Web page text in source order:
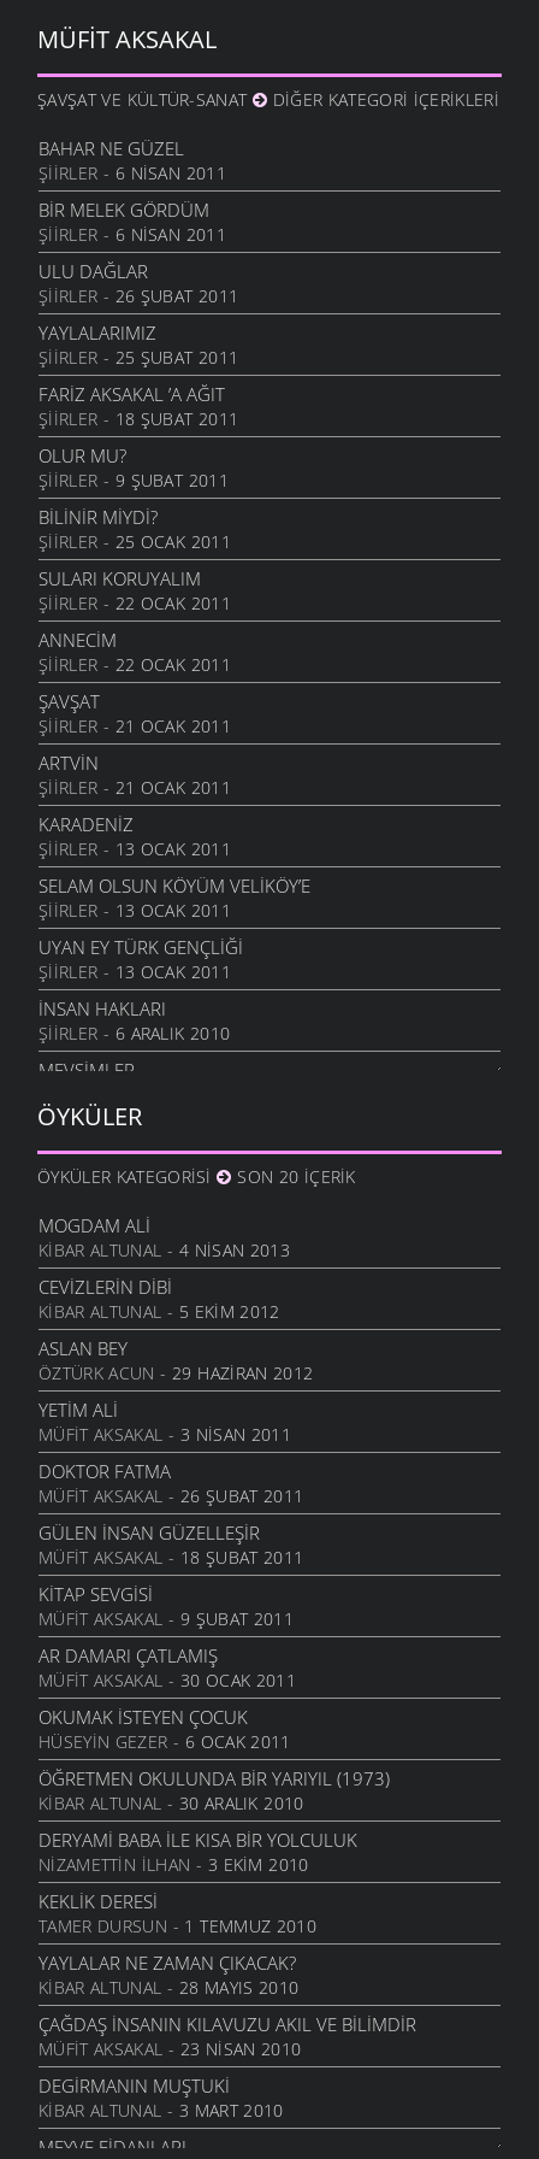
MÜFIT AKSAKAL
ŞAVŞAT VE KÜLTÜR-SANAT DIĞER KATEGORI İÇERIKLERI
BAHAR NE GÜZEL
ŞIIRLER - 6 NISAN 2011
BIR MELEK GÖRDÜM
ŞIIRLER - 6 NISAN 2011
ULU DAĞLAR
ŞIIRLER - 26 ŞUBAT 2011
YAYLALARIMIZ
ŞIIRLER - 25 ŞUBAT 2011
FARIZ AKSAKAL ’A AĞIT
ŞIIRLER - 18 ŞUBAT 2011
OLUR MU?
ŞIIRLER - 9 ŞUBAT 2011
BILINIR MIYDI?
ŞIIRLER - 25 OCAK 2011
SULARI KORUYALIM
ŞIIRLER - 22 OCAK 2011
ANNECIM
ŞIIRLER - 22 OCAK 2011
ŞAVŞAT
ŞIIRLER - 21 OCAK 2011
ARTVIN
ŞIIRLER - 21 OCAK 2011
KARADENIZ
ŞIIRLER - 13 OCAK 2011
SELAM OLSUN KÖYÜM VELIKÖY’E
ŞIIRLER - 13 OCAK 2011
UYAN EY TÜRK GENÇLIĞI
ŞIIRLER - 13 OCAK 2011
İNSAN HAKLARI
ŞIIRLER - 6 ARALIK 2010
MEVSIMLER
SEVGILIYE
ŞIIRLER- 17 KASIM 2010
ŞIIRLER- 17 KASIM 2010
BÜYÜK ATATÜRK
ŞIIRLER- 13 KASIM 2010
AĞAÇLARI KORUYALIM
ŞIIRLER - 13 KASIM 2010
CUMHURIYET
ŞIIRLER- 13 KASIM 2010
DEVLET DEDIĞIN
ŞIIRLER- 13 KASIM 2010
KADER
ŞIIRLER - 2 KASIM 2010
TEMBEL ÖĞRENCI
ŞIIRLER- 2 KASIM 2010
KITAP
ŞIIRLER - 27 EKIM 2010
GÜLSEREN
ŞIIRLER- 17 EKIM 2010
DEDEM
ŞIIRLER- 17 EKIM 2010
EVIN HALLERI
ŞIIRLER - 17 EKIM 2010
KÖŞE KAPMACA
ŞIIRLER - 15 EKIM 2010
TAŞITLAR
ŞIIRLER - 15 EKIM 2010
O YARA MEKTUP
ŞIIRLER- 13 EKIM 2010
VEFASIZ DOSTLAR
ŞIIRLER - 13 EKIM 2010
KADRIYE’M
ŞIIRLER - 13 EKIM 2010
ÖYKÜLER
ÖYKÜLER KATEGORISI SON 20 İÇERIK
MOGDAM ALI
KIBAR ALTUNAL - 4 NISAN 2013
CEVIZLERIN DIBI
KIBAR ALTUNAL - 5 EKIM 2012
ASLAN BEY
ÖZTÜRK ACUN - 29 HAZIRAN 2012
YETIM ALI
MÜFIT AKSAKAL - 3 NISAN 2011
DOKTOR FATMA
MÜFIT AKSAKAL - 26 ŞUBAT 2011
GÜLEN İNSAN GÜZELLEŞIR
MÜFIT AKSAKAL - 18 ŞUBAT 2011
KITAP SEVGISI
MÜFIT AKSAKAL - 9 ŞUBAT 2011
AR DAMARI ÇATLAMIŞ
MÜFIT AKSAKAL - 30 OCAK 2011
OKUMAK İSTEYEN ÇOCUK
HÜSEYIN GEZER - 6 OCAK 2011
ÖĞRETMEN OKULUNDA BIR YARIYIL (1973)
KIBAR ALTUNAL - 30 ARALIK 2010
DERYAMI BABA İLE KISA BIR YOLCULUK
NIZAMETTIN İLHAN - 3 EKIM 2010
KEKLIK DERESI
TAMER DURSUN - 1 TEMMUZ 2010
YAYLALAR NE ZAMAN ÇIKACAK?
KIBAR ALTUNAL - 28 MAYIS 2010
ÇAĞDAŞ İNSANIN KILAVUZU AKIL VE BILIMDIR
MÜFIT AKSAKAL - 23 NISAN 2010
DEGIRMANIN MUŞTUKI
KIBAR ALTUNAL - 3 MART 2010
MEYVE FIDANLARI